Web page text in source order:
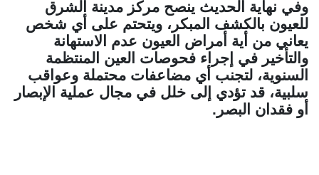
وفي نهاية الحديث ينصح مركز مدينة الشرق
للعيون بالكشف المبكر، ويتحتم على أي شخص
يعاني من أية أمراض العيون عدم الاستهانة
والتأخير في إجراء فحوصات العين المنتظمة
السنوية، لتجنب أي مضاعفات محتملة وعواقب
سلبية، قد تؤدي إلى خلل في مجال عملية الإبصار
أو فقدان البصر.